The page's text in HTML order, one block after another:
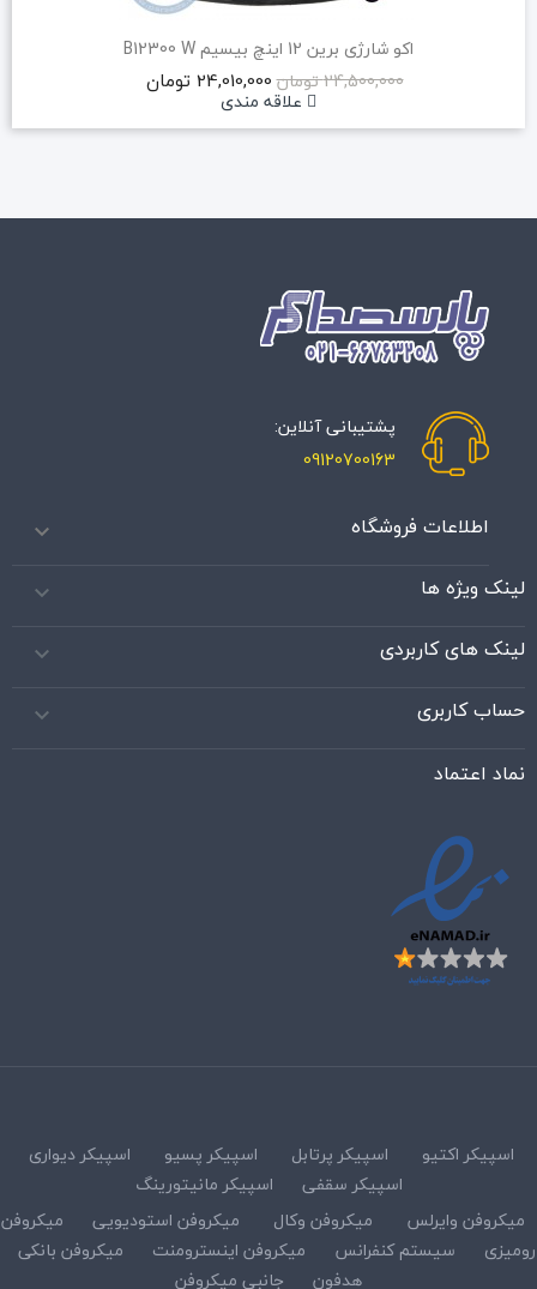
اکو شارژی برین 12 اینچ بیسیم B12300 W
24,500,000 تومان
24,010,000 تومان
علاقه مندی
پشتیبانی آنلاین:
09120700163
اطلاعات فروشگاه 
لینک ویژه ها 
لینک های کاربردی 
حساب کاربری 
نماد اعتماد
اسپیکر اکتیو اسپیکر پرتابل اسپیکر پسیو
اسپیکر دیواری
اسپیکر سقفی
اسپیکر مانیتورینگ
میکروفن وایرلس
میکروفن وکال میکروفن استودیویی
میکروفن
رومیزی
سیستم کنفرانس میکروفن اینسترومنت
میکروفن بانکی
هدفون
جانبی میکروفن